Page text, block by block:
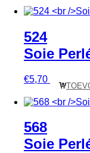
524
Soie
€5,70
568
Soie